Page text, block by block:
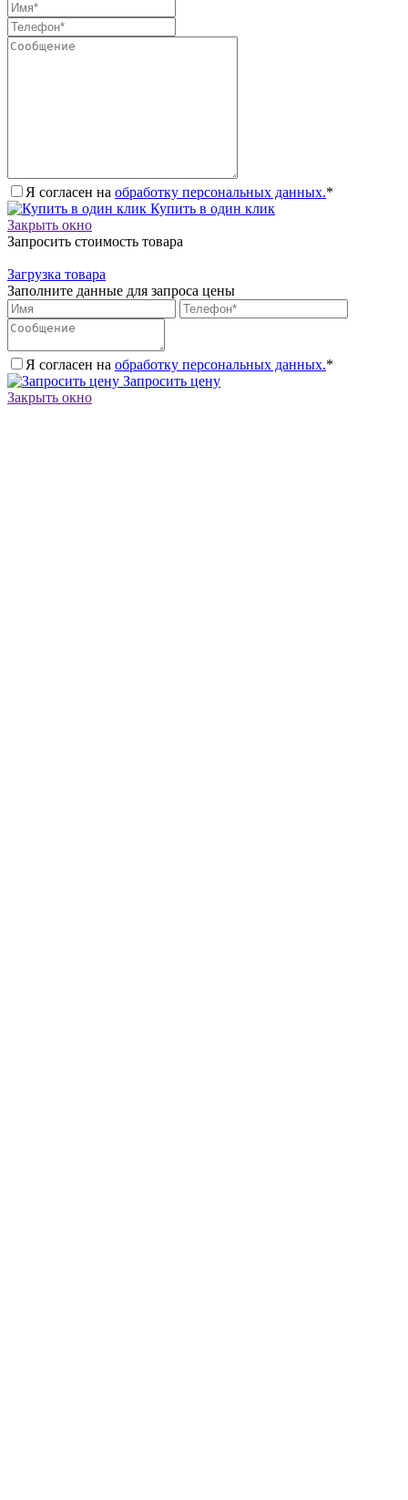
Я согласен на обработку персональных данных.*
Купить в один клик
Закрыть окно
Запросить стоимость товара
Загрузка товара
Заполните данные для запроса цены
Я согласен на обработку персональных данных.*
Запросить цену
Закрыть окно